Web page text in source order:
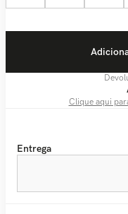
Clique aqui
Entrega